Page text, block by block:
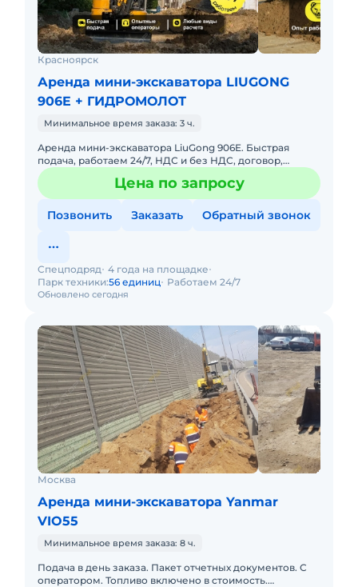
Красноярск
Аренда мини-экскаватора LIUGONG
906E + ГИДРОМОЛОТ
Минимальное время заказа: 3 ч.
Аренда мини-экскаватора LiuGong 906E. Быстрая
подача, работаем 24/7, НДС и без НДС, договор,
закрывающие документы. АРЕНДА МИНИ-
ЭКСКАВАТОРА LIUGONG 906EПредост
Цена по запросу
Позвонить Заказать Обратный звонок
Обновлено сегодня
Спецподряд 4 года на площадке
Парк техники:56 единиц Работаем 24/7
Москва
Аренда мини-экскаватора Yanmar
VIO55
Минимальное время заказа: 8 ч.
Подача в день заказа. Пакет отчетных документов. С
оператором. Топливо включено в стоимость.